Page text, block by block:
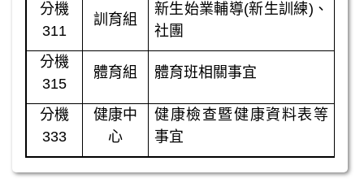
分機
311
訓育組
新生始業輔導(新生訓練) 、
社團
分機
315
體育組 體育班相關事宜
分機
333
健康中
心
健康檢查暨健康資料表等
事宜